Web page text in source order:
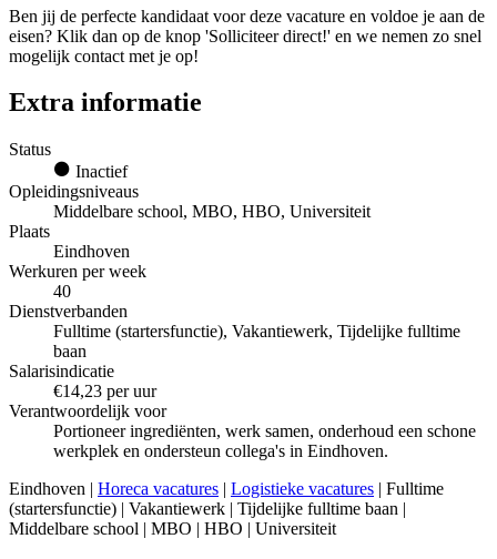
Ben jij de perfecte kandidaat voor deze vacature en voldoe je aan de
eisen? Klik dan op de knop 'Solliciteer direct!' en we nemen zo snel
mogelijk contact met je op!
Extra informatie
Status
Inactief
Opleidingsniveaus
Middelbare school, MBO, HBO, Universiteit
Plaats
Eindhoven
Werkuren per week
40
Dienstverbanden
Fulltime (startersfunctie), Vakantiewerk, Tijdelijke fulltime
baan
Salarisindicatie
€14,23 per uur
Verantwoordelijk voor
Portioneer ingrediënten, werk samen, onderhoud een schone
werkplek en ondersteun collega's in Eindhoven.
Eindhoven | Horeca vacatures | Logistieke vacatures | Fulltime
(startersfunctie) | Vakantiewerk | Tijdelijke fulltime baan |
Middelbare school | MBO | HBO | Universiteit